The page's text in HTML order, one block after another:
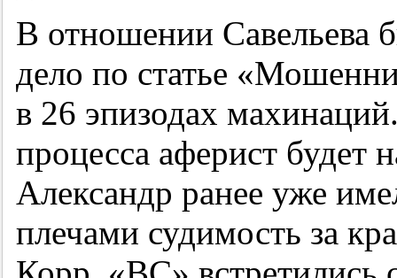
В отношении Савельева
дело по статье
в 26 эпизодах
процесса аферист будет
Александр ранее уже
плечами судимость за